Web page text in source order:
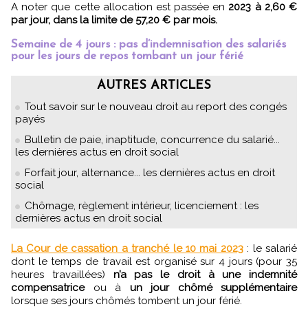
A noter que cette allocation est passée en 2023 à 2,60 €
par jour, dans la limite de 57,20 € par mois.
Semaine de 4 jours : pas d’indemnisation des salariés
pour les jours de repos tombant un jour férié
AUTRES ARTICLES
Tout savoir sur le nouveau droit au report des congés
payés
Bulletin de paie, inaptitude, concurrence du salarié...
les dernières actus en droit social
Forfait jour, alternance... les dernières actus en droit
social
Chômage, règlement intérieur, licenciement : les
dernières actus en droit social
La Cour de cassation a tranché le 10 mai 2023: le salarié
dont le temps de travail est organisé sur 4 jours (pour 35
heures travaillées) n’a pas le droit à une indemnité
compensatriceou à un jour chômé supplémentaire
lorsque ses jours chômés tombent un jour férié.